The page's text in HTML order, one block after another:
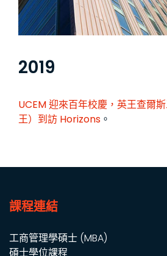
2019
UCEM 迎來百年校慶，英王查爾
王）到訪 Horizons 。
課程連結
工商管理學碩士 (MBA)
碩士學位課程